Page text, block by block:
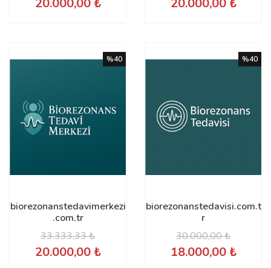
biorezonanstedavimerkezi
.com.tr
33.333,33 ₺
20.000,00 ₺
%40
biorezonanstedavisi.com.t
r
30.000,00 ₺
18.000,00 ₺
%40